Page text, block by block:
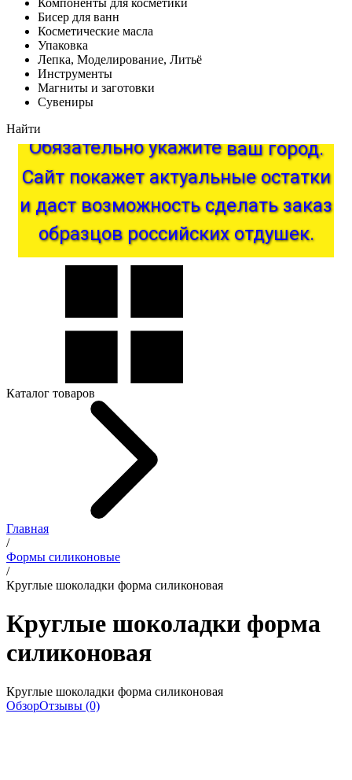
Компоненты для косметики
Бисер для ванн
Косметические масла
Упаковка
Лепка, Моделирование, Литьё
Инструменты
Магниты и заготовки
Сувениры
Найти
Обязательно укажите ваш город.
Сайт покажет актуальные остатки
и даст возможность сделать заказ
образцов российских отдушек.
Каталог товаров
Главная
/
Формы силиконовые
/
Круглые шоколадки форма силиконовая
Круглые шоколадки форма
силиконовая
Круглые шоколадки форма силиконовая
ОбзорОтзывы (0)